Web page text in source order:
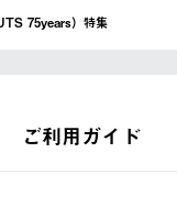
75years）特集
ご利用ガイド